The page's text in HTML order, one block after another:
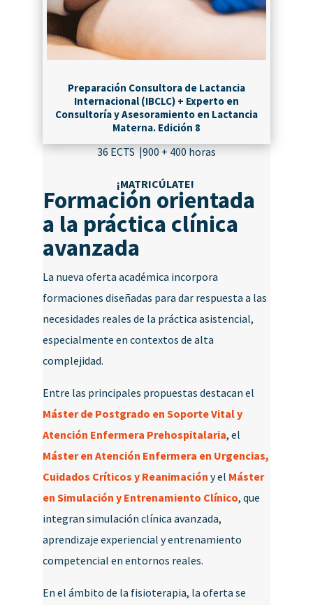
Preparación Consultora de Lactancia
Internacional (IBCLC) + Experto en
Consultoría y Asesoramiento en Lactancia
Materna. Edición 8
36 ECTS |900 + 400 horas
¡MATRICÚLATE!
Formación orientada
a la práctica clínica
avanzada
La nueva oferta académica incorpora
formaciones diseñadas para dar respuesta a las
necesidades reales de la práctica asistencial,
especialmente en contextos de alta
complejidad.
Entre las principales propuestas destacan el
Máster de Postgrado en Soporte Vital y
Atención Enfermera Prehospitalaria, el
Máster en Atención Enfermera en Urgencias,
Cuidados Críticos y Reanimación y el Máster
en Simulación y Entrenamiento Clínico, que
integran simulación clínica avanzada,
aprendizaje experiencial y entrenamiento
competencial en entornos reales.
En el ámbito de la fisioterapia, la oferta se